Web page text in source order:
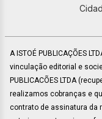
A ISTOÉ PUBLICAÇÕES
vinculação editorial e
PUBLICACÕES LTDA
realizamos cobranças e
contrato de assinatura da